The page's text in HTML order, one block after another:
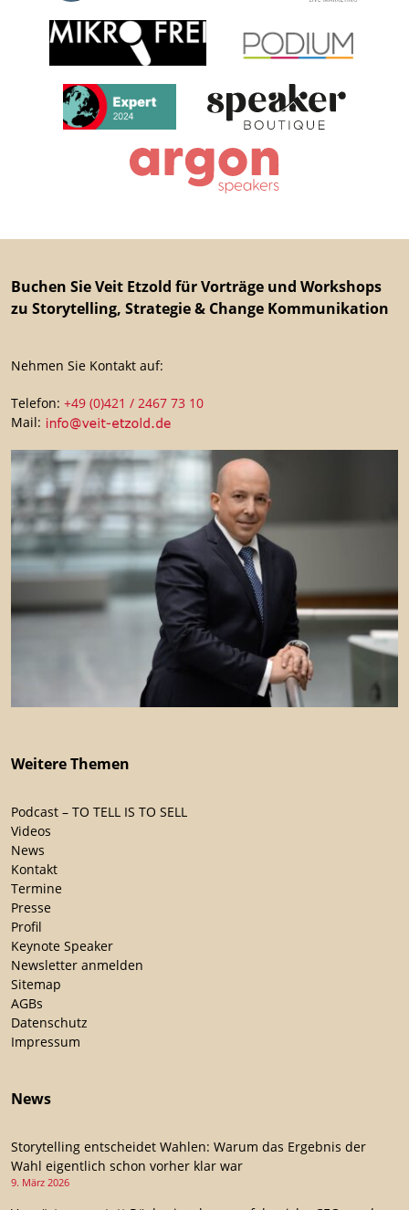
Buchen Sie Veit Etzold für Vorträge und Workshops
zu Storytelling, Strategie & Change Kommunikation
Nehmen Sie Kontakt auf:
Telefon: +49 (0)421 / 2467 73 10
Mail:
Weitere Themen
Podcast – TO TELL IS TO SELL
Videos
News
Kontakt
Termine
Presse
Profil
Keynote Speaker
Newsletter anmelden
Sitemap
AGBs
Datenschutz
Impressum
News
Storytelling entscheidet Wahlen: Warum das Ergebnis der
Wahl eigentlich schon vorher klar war
9. März 2026